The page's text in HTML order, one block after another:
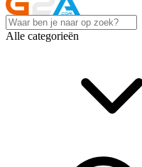
Alle categorieën